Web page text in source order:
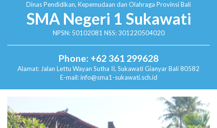
Dinas Pendidikan, Kepemudaan dan Olahraga Provinsi Bali
SMA Negeri 1 Sukawati
NPSN: 50102081 NSS: 301220504020
Phone: +62 361 299628
Alamat: Jalan Lettu Wayan Sutha II, SukawatiGianyar Bali 80582
E-mail: info@sma1-sukawati.sch.id